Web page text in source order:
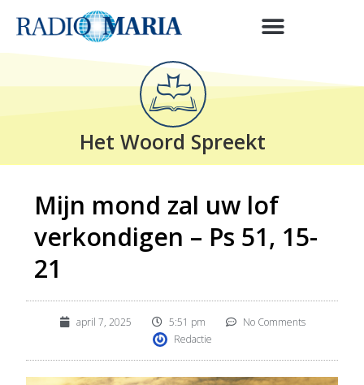
Het Woord Spreekt
Mijn mond zal uw lof
verkondigen – Ps 51, 15-
21
april 7, 2025 5:51 pm
No Comments
Redactie